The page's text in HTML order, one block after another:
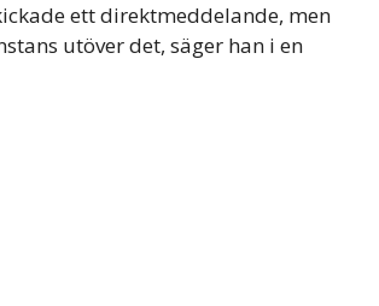
ett direktmeddelande, men
utöver det, säger han i en